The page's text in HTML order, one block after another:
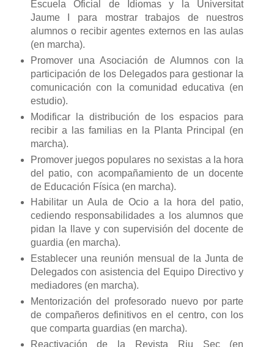
Escuela Oficial de Idiomas y la Universitat
Jaume I para mostrar trabajos de nuestros
alumnos o recibir agentes externos en las aulas
(en marcha).
Promover una Asociación de Alumnos con la
participación de los Delegados para gestionar la
comunicación con la comunidad educativa (en
estudio).
Modificar la distribución de los espacios para
recibir a las familias en la Planta Principal (en
marcha).
Promover juegos populares no sexistas a la hora
del patio, con acompañamiento de un docente
de Educación Física (en marcha).
Habilitar un Aula de Ocio a la hora del patio,
cediendo responsabilidades a los alumnos que
pidan la llave y con supervisión del docente de
guardia (en marcha).
Establecer una reunión mensual de la Junta de
Delegados con asistencia del Equipo Directivo y
mediadores (en marcha).
Mentorización del profesorado nuevo por parte
de compañeros definitivos en el centro, con los
que comparta guardias (en marcha).
Reactivación de la Revista Riu Sec (en